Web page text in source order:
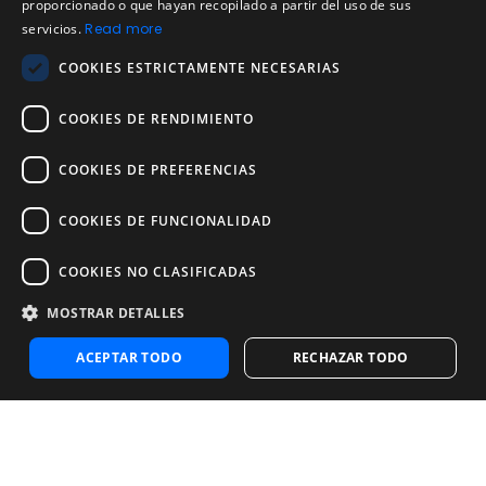
Política de devoluciones
Acuerdo de licencia de usuario
Aviso legal
Política de uso aceptable
Empresa
Acerca de nosotros
Blog
Pruebas de confiabilidad y validez
Pruebas
Contáctenos
Contáctenos
Contactar con ventas
Noosa Labs Inc – Las Vegas, NV, USA
proporcionado o que hayan recopilado a partir del uso de sus
servicios.Read more
COOKIES ESTRICTAMENTE NECESARIAS
COOKIES DE RENDIMIENTO
COOKIES DE PREFERENCIAS
COOKIES DE FUNCIONALIDAD
COOKIES NO CLASIFICADAS
MOSTRAR DETALLES
ACEPTAR TODO RECHAZAR TODO